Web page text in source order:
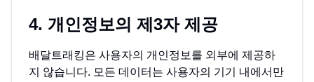
4. 개인정보의 제3자 제공
배달트래킹은 사용자의 개인정보를 외부에 제공하
지 않습니다. 모든 데이터는 사용자의 기기 내에서만